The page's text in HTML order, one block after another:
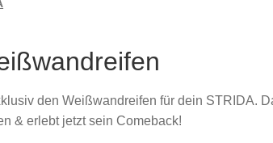
den Weißwandreifen für dein STRIDA.
& erlebt jetzt sein Comeback!